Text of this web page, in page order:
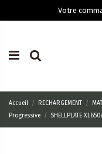
Votre
Accueil RECHARGEMENT
Progressive
SHELLPLATE